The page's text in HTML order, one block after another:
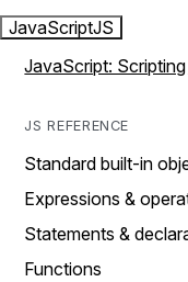
JavaScriptJS
JavaScript:
JS REFERENCE
Standard built-in
Expressions &
Statements &
Functions